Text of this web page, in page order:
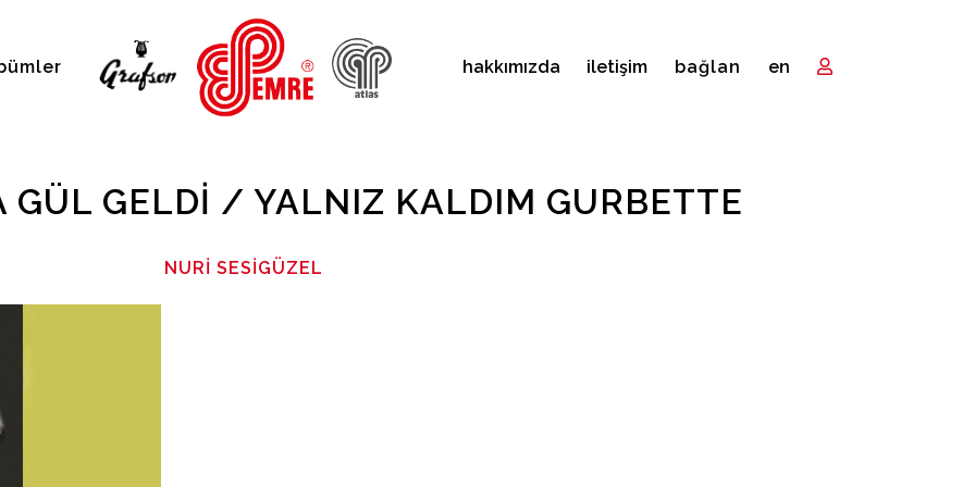
hakkımızda i̇letişim bağlan en
GÜL GELDI / YALNIZ KALDIM GURBETTE
NURI SESIGÜZEL